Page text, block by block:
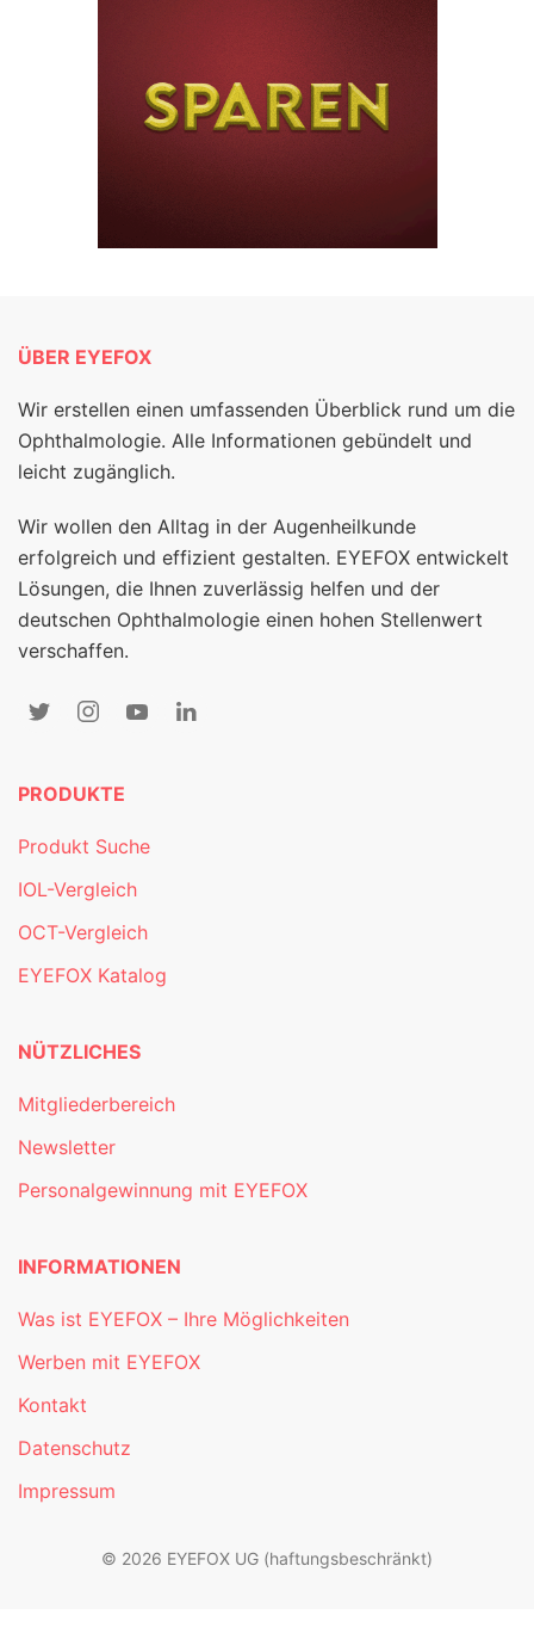
ÜBER EYEFOX
Wir erstellen einen umfassenden Überblick rund um die
Ophthalmologie. Alle Informationen gebündelt und
leicht zugänglich.
Wir wollen den Alltag in der Augenheilkunde
erfolgreich und effizient gestalten. EYEFOX entwickelt
Lösungen, die Ihnen zuverlässig helfen und der
deutschen Ophthalmologie einen hohen Stellenwert
verschaffen.
PRODUKTE
Produkt Suche
IOL-Vergleich
OCT-Vergleich
EYEFOX Katalog
NÜTZLICHES
Mitgliederbereich
Newsletter
Personalgewinnung mit EYEFOX
INFORMATIONEN
Was ist EYEFOX – Ihre Möglichkeiten
Werben mit EYEFOX
Kontakt
Datenschutz
Impressum
© 2026 EYEFOX UG (haftungsbeschränkt)